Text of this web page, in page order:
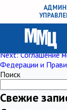
Раздел
Навигация
по
записям
Previous:
Федерации и
Next: Соглашение
Федерации и
Поиск
Свежие